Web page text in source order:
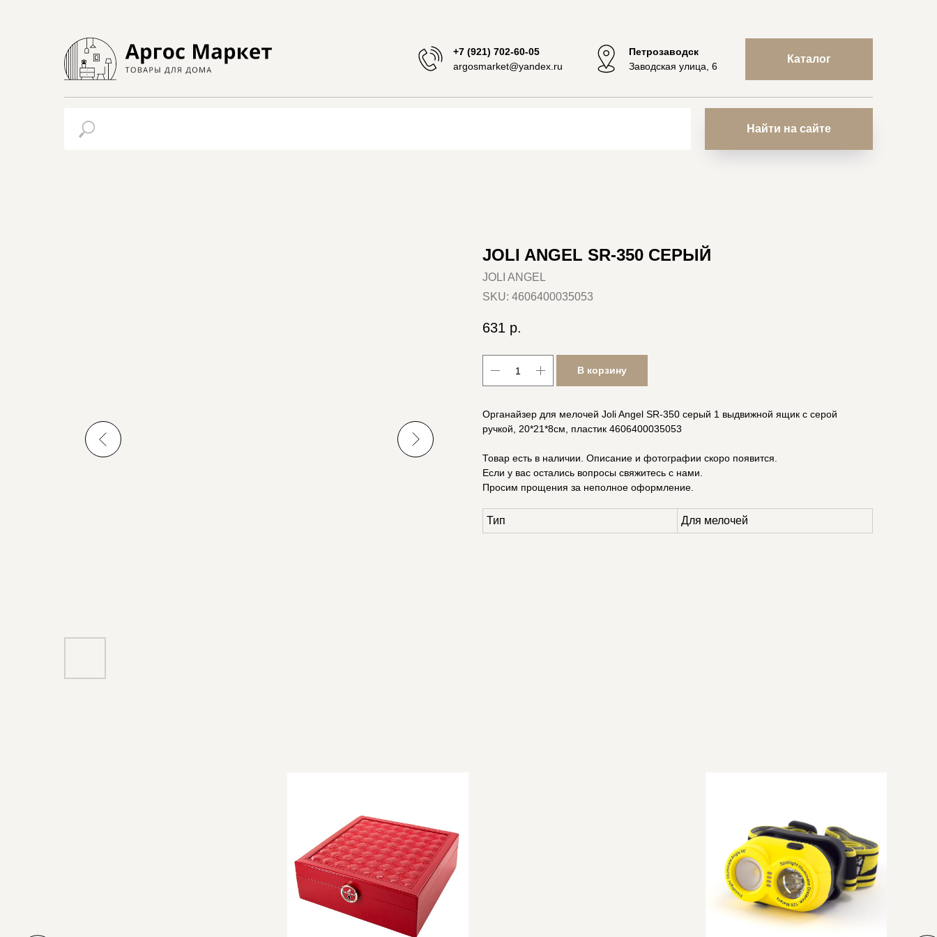
+7 (921) 702-60-05
argosmarket@yandex.ru
Петрозаводск
Заводская улица, 6
Каталог
Найти на сайте
JOLI ANGEL SR-350 СЕРЫЙ
JOLI ANGEL
SKU: 4606400035053
631 р.
В корзину
Органайзер для мелочей Joli Angel SR-350 серый 1 выдвижной ящик с серой
ручкой, 20*21*8см, пластик 4606400035053
Товар есть в наличии. Описание и фотографии скоро появится.
Если у вас остались вопросы свяжитесь с нами.
Просим прощения за неполное оформление.
Тип Для мелочей